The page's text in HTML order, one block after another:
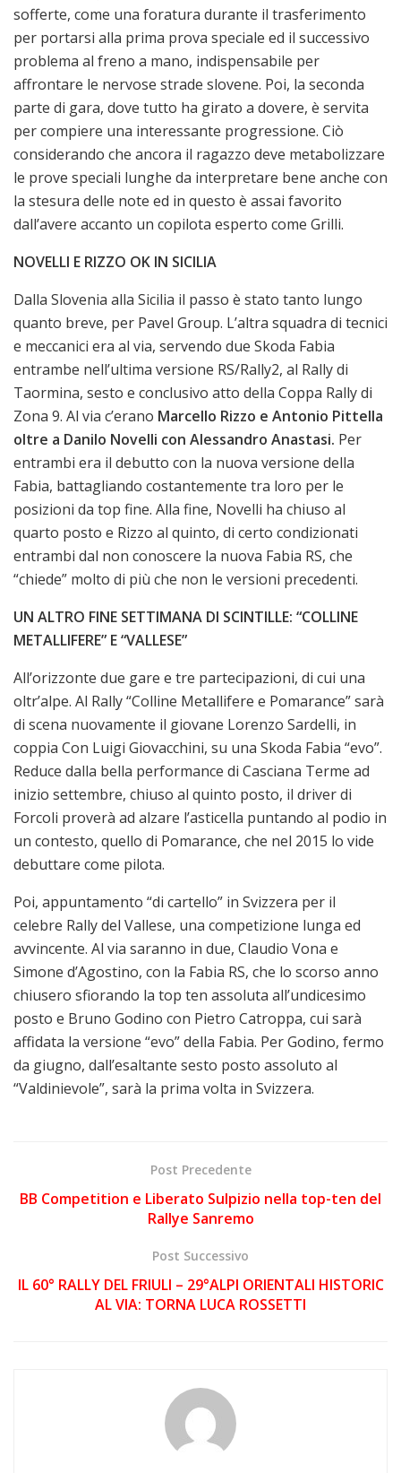
sofferte, come una foratura durante il trasferimento
per portarsi alla prima prova speciale ed il successivo
problema al freno a mano, indispensabile per
affrontare le nervose strade slovene. Poi, la seconda
parte di gara, dove tutto ha girato a dovere, è servita
per compiere una interessante progressione. Ciò
considerando che ancora il ragazzo deve metabolizzare
le prove speciali lunghe da interpretare bene anche con
la stesura delle note ed in questo è assai favorito
dall’avere accanto un copilota esperto come Grilli.
NOVELLI E RIZZO OK IN SICILIA
Dalla Slovenia alla Sicilia il passo è stato tanto lungo
quanto breve, per Pavel Group. L’altra squadra di tecnici
e meccanici era al via, servendo due Skoda Fabia
entrambe nell’ultima versione RS/Rally2, al Rally di
Taormina, sesto e conclusivo atto della Coppa Rally di
Zona 9. Al via c’erano Marcello Rizzo e Antonio Pittella
oltre a Danilo Novelli con Alessandro Anastasi. Per
entrambi era il debutto con la nuova versione della
Fabia, battagliando costantemente tra loro per le
posizioni da top fine. Alla fine, Novelli ha chiuso al
quarto posto e Rizzo al quinto, di certo condizionati
entrambi dal non conoscere la nuova Fabia RS, che
“chiede” molto di più che non le versioni precedenti.
UN ALTRO FINE SETTIMANA DI SCINTILLE: “COLLINE
METALLIFERE” E “VALLESE”
All’orizzonte due gare e tre partecipazioni, di cui una
oltr’alpe. Al Rally “Colline Metallifere e Pomarance” sarà
di scena nuovamente il giovane Lorenzo Sardelli, in
coppia Con Luigi Giovacchini, su una Skoda Fabia “evo”.
Reduce dalla bella performance di Casciana Terme ad
inizio settembre, chiuso al quinto posto, il driver di
Forcoli proverà ad alzare l’asticella puntando al podio in
un contesto, quello di Pomarance, che nel 2015 lo vide
debuttare come pilota.
Poi, appuntamento “di cartello” in Svizzera per il
celebre Rally del Vallese, una competizione lunga ed
avvincente. Al via saranno in due, Claudio Vona e
Simone d’Agostino, con la Fabia RS, che lo scorso anno
chiusero sfiorando la top ten assoluta all’undicesimo
posto e Bruno Godino con Pietro Catroppa, cui sarà
affidata la versione “evo” della Fabia. Per Godino, fermo
da giugno, dall’esaltante sesto posto assoluto al
“Valdinievole”, sarà la prima volta in Svizzera.
Post Precedente
BB Competition e Liberato Sulpizio nella top-ten del
Rallye Sanremo
Post Successivo
IL 60° RALLY DEL FRIULI – 29°ALPI ORIENTALI HISTORIC
AL VIA: TORNA LUCA ROSSETTI